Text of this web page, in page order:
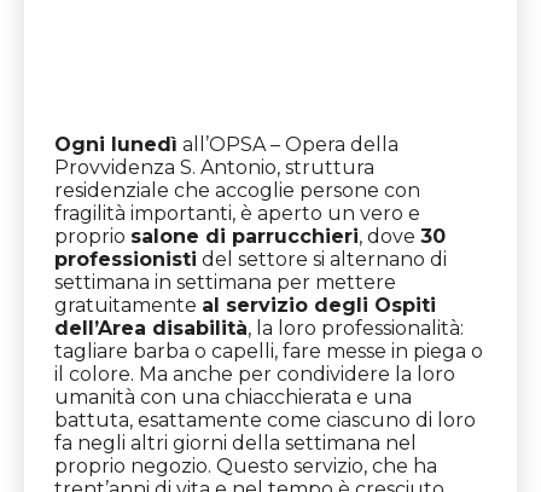
Ogni lunedì all’OPSA – Opera della
Provvidenza S. Antonio, struttura
residenziale che accoglie persone con
fragilità importanti, è aperto un vero e
proprio salone di parrucchieri, dove 30
professionisti del settore si alternano di
settimana in settimana per mettere
gratuitamente al servizio degli Ospiti
dell’Area disabilità, la loro professionalità:
tagliare barba o capelli, fare messe in piega o
il colore. Ma anche per condividere la loro
umanità con una chiacchierata e una
battuta, esattamente come ciascuno di loro
fa negli altri giorni della settimana nel
proprio negozio. Questo servizio, che ha